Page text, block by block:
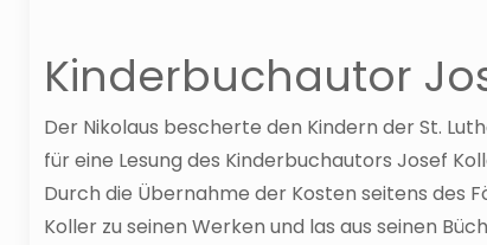
Kinderbuchautor
Der Nikolaus bescherte den Kindern der St.
für eine Lesung des Kinderbuchautors Josef
Durch die Übernahme der Kosten seitens des
Koller zu seinen Werken und las aus seinen